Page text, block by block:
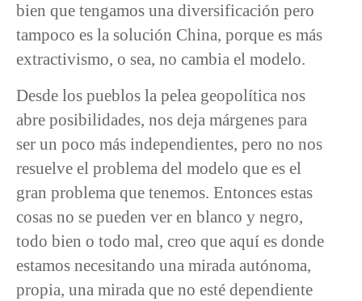
bien que tengamos una diversificación pero
tampoco es la solución China, porque es más
extractivismo, o sea, no cambia el modelo.
Desde los pueblos la pelea geopolítica nos
abre posibilidades, nos deja márgenes para
ser un poco más independientes, pero no nos
resuelve el problema del modelo que es el
gran problema que tenemos. Entonces estas
cosas no se pueden ver en blanco y negro,
todo bien o todo mal, creo que aquí es donde
estamos necesitando una mirada autónoma,
propia, una mirada que no esté dependiente